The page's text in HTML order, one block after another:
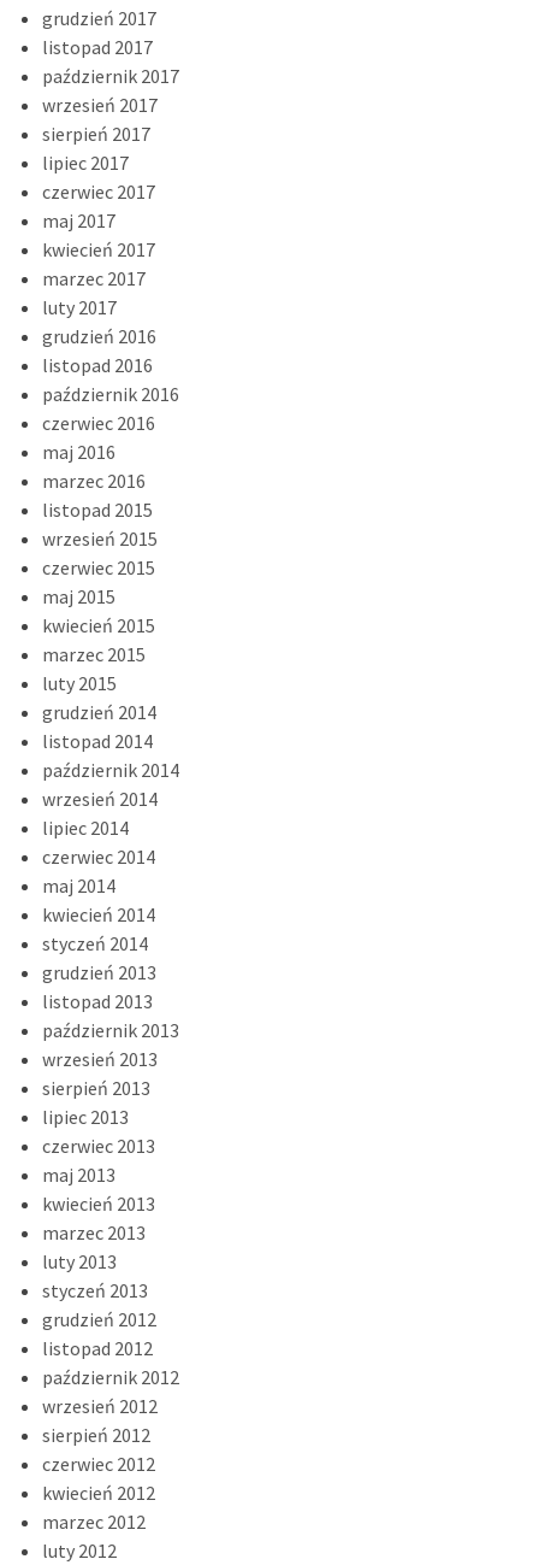
grudzień 2017
listopad 2017
październik 2017
wrzesień 2017
sierpień 2017
lipiec 2017
czerwiec 2017
maj 2017
kwiecień 2017
marzec 2017
luty 2017
grudzień 2016
listopad 2016
październik 2016
czerwiec 2016
maj 2016
marzec 2016
listopad 2015
wrzesień 2015
czerwiec 2015
maj 2015
kwiecień 2015
marzec 2015
luty 2015
grudzień 2014
listopad 2014
październik 2014
wrzesień 2014
lipiec 2014
czerwiec 2014
maj 2014
kwiecień 2014
styczeń 2014
grudzień 2013
listopad 2013
październik 2013
wrzesień 2013
sierpień 2013
lipiec 2013
czerwiec 2013
maj 2013
kwiecień 2013
marzec 2013
luty 2013
styczeń 2013
grudzień 2012
listopad 2012
październik 2012
wrzesień 2012
sierpień 2012
czerwiec 2012
kwiecień 2012
marzec 2012
luty 2012